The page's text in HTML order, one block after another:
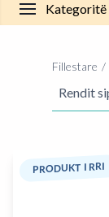
Kategoritë
Fillestare
PRODUKT I RRI